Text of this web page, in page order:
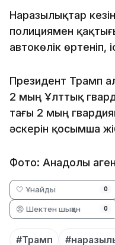
Наразылықтар
полициямен
автокөлік өртеніп,
Президент Трамп
2 мың Ұлттық
тағы 2 мың
әскерін қосымша
Фото: Анадолы
🤍 Ұнайды 0
😡 Шектен шыққан 0
#Трамп